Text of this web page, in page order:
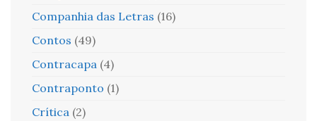
Companhia das Letras (16)
Contos (49)
Contracapa (4)
Contraponto (1)
Crítica (2)